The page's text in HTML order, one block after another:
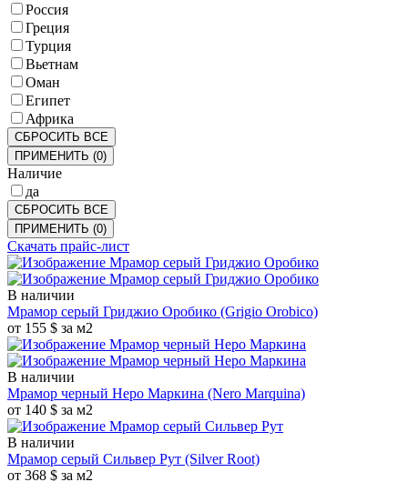
Россия
Греция
Турция
Вьетнам
Оман
Египет
Африка
СБРОСИТЬ ВСЕ
ПРИМЕНИТЬ (0)
Наличие
да
СБРОСИТЬ ВСЕ
ПРИМЕНИТЬ (0)
Скачать прайс-лист
В наличии
Мрамор серый Гриджио Оробико (Grigio Orobico)
от 155 $ за м2
В наличии
Мрамор черный Неро Маркина (Nero Marquina)
от 140 $ за м2
В наличии
Мрамор серый Сильвер Рут (Silver Root)
от 368 $ за м2